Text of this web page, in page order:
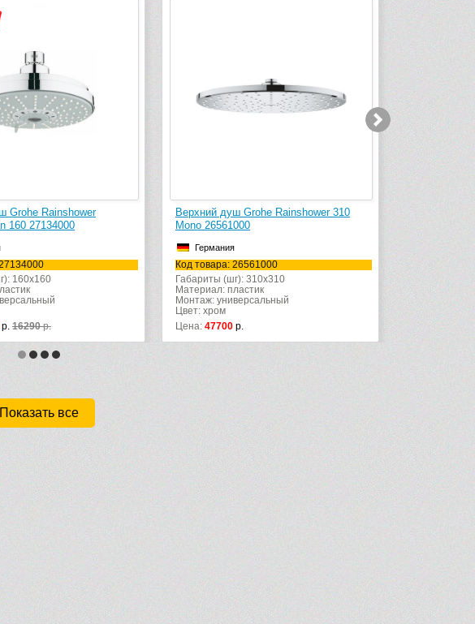
Верхний душ Grohe Rainshower 310
Код товара: 26561000
Габариты (шг): 310x310
Монтаж: универсальный
Верхний душ Grohe Rainshower
Показать все